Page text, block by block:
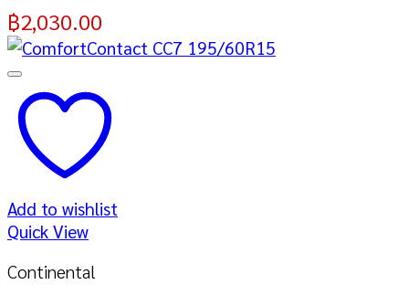
฿2,030.00
Add to wishlist
Quick View
Continental